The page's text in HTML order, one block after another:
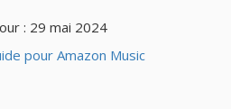
: 29 mai 2024
pour Amazon Music